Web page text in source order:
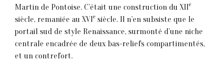
Martin de Pontoise. C’était une construction du XIIe
siècle, remaniée au XVIe siècle. Il n’en subsiste que le
portail sud de style Renaissance, surmonté d’une niche
centrale encadrée de deux bas-reliefs compartimentés,
et un contrefort.